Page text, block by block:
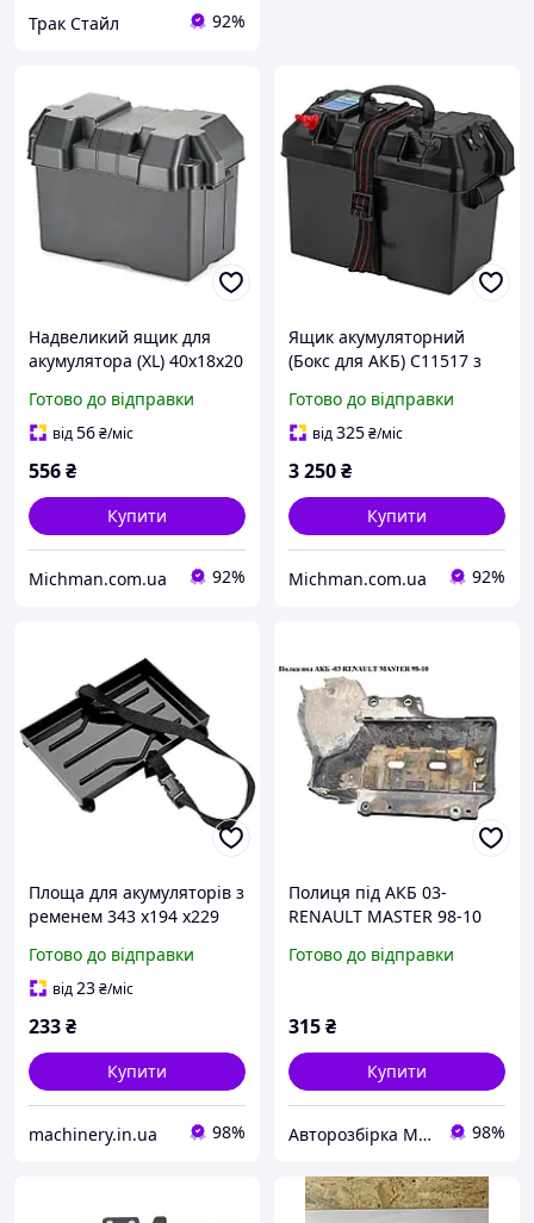
Трак Стайл 92%
Надвеликий ящик для
акумулятора (XL) 40х18х20
Готово до відправки
від56₴/міс
556₴
Купити
Michman.com.ua 92%
Ящик акумуляторний
(Бокс для АКБ) C11517 з
прикурювача
Готово до відправки
від325₴/міс
3 250₴
Купити
Michman.com.ua 92%
Площа для акумуляторів з
ременем 343 x194 x229
Готово до відправки
від23₴/міс
233₴
Купити
machinery.in.ua 98%
Полиця під АКБ 03-
RENAULT MASTER 98-10
(8200167009, 8200442773)
Готово до відправки
315₴
Купити
Авторозбірка Мікроавтобусів 98%